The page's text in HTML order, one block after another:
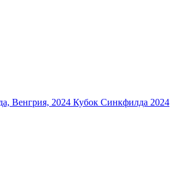
Венгрия, 2024 Кубок Синкфилда 2024